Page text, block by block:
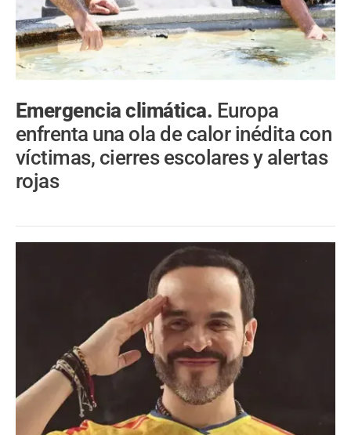
Emergencia climática. Europa
enfrenta una ola de calor inédita con
víctimas, cierres escolares y alertas
rojas